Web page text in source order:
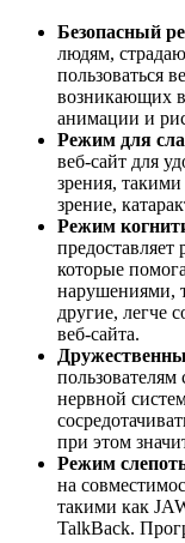
Безопасный
людям,
пользоваться
возникающих в
анимации и
Режим для
веб-сайт для
зрения,
зрение,
Режим
которые
нарушениями,
другие, легче
веб-сайта.
нервной
при этом
Режим
на
такими как
TalkBack.